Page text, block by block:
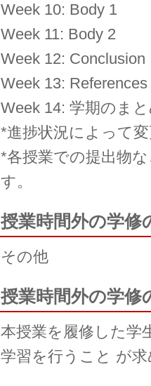
Week 10: Body 1
Week 11: Body 2
Week 12: Conclusion
Week 13: References
Week 14: 学期のま
*進捗状況によって
*各授業での提出物
す。
授業時間外の学修
その他
授業時間外の学修
本授業を履修した学
学習を行うこと が